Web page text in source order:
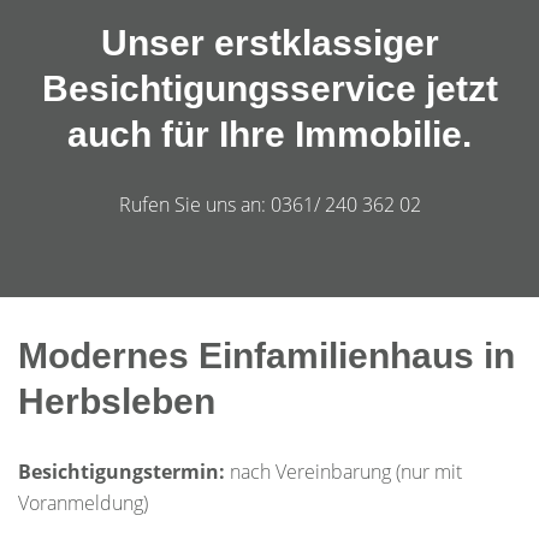
Unser erstklassiger
Besichtigungsservice jetzt
auch für Ihre Immobilie.
Rufen Sie uns an: 0361/ 240 362 02
Modernes Einfamilienhaus in
Herbsleben
Besichtigungstermin: nach Vereinbarung (nur mit
Voranmeldung)